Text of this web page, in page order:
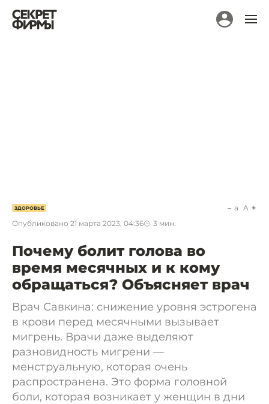
ЗДОРОВЬЕ
Опубликовано 21 марта 2023, 04:36 3 мин.
a A
Почему болит голова во
время месячных и к кому
обращаться? Объясняет врач
Врач Савкина: снижение уровня эстрогена
в крови перед месячными вызывает
мигрень. Врачи даже выделяют
разновидность мигрени —
менструальную, которая очень
распространена. Это форма головной
боли, которая возникает у женщин в дни